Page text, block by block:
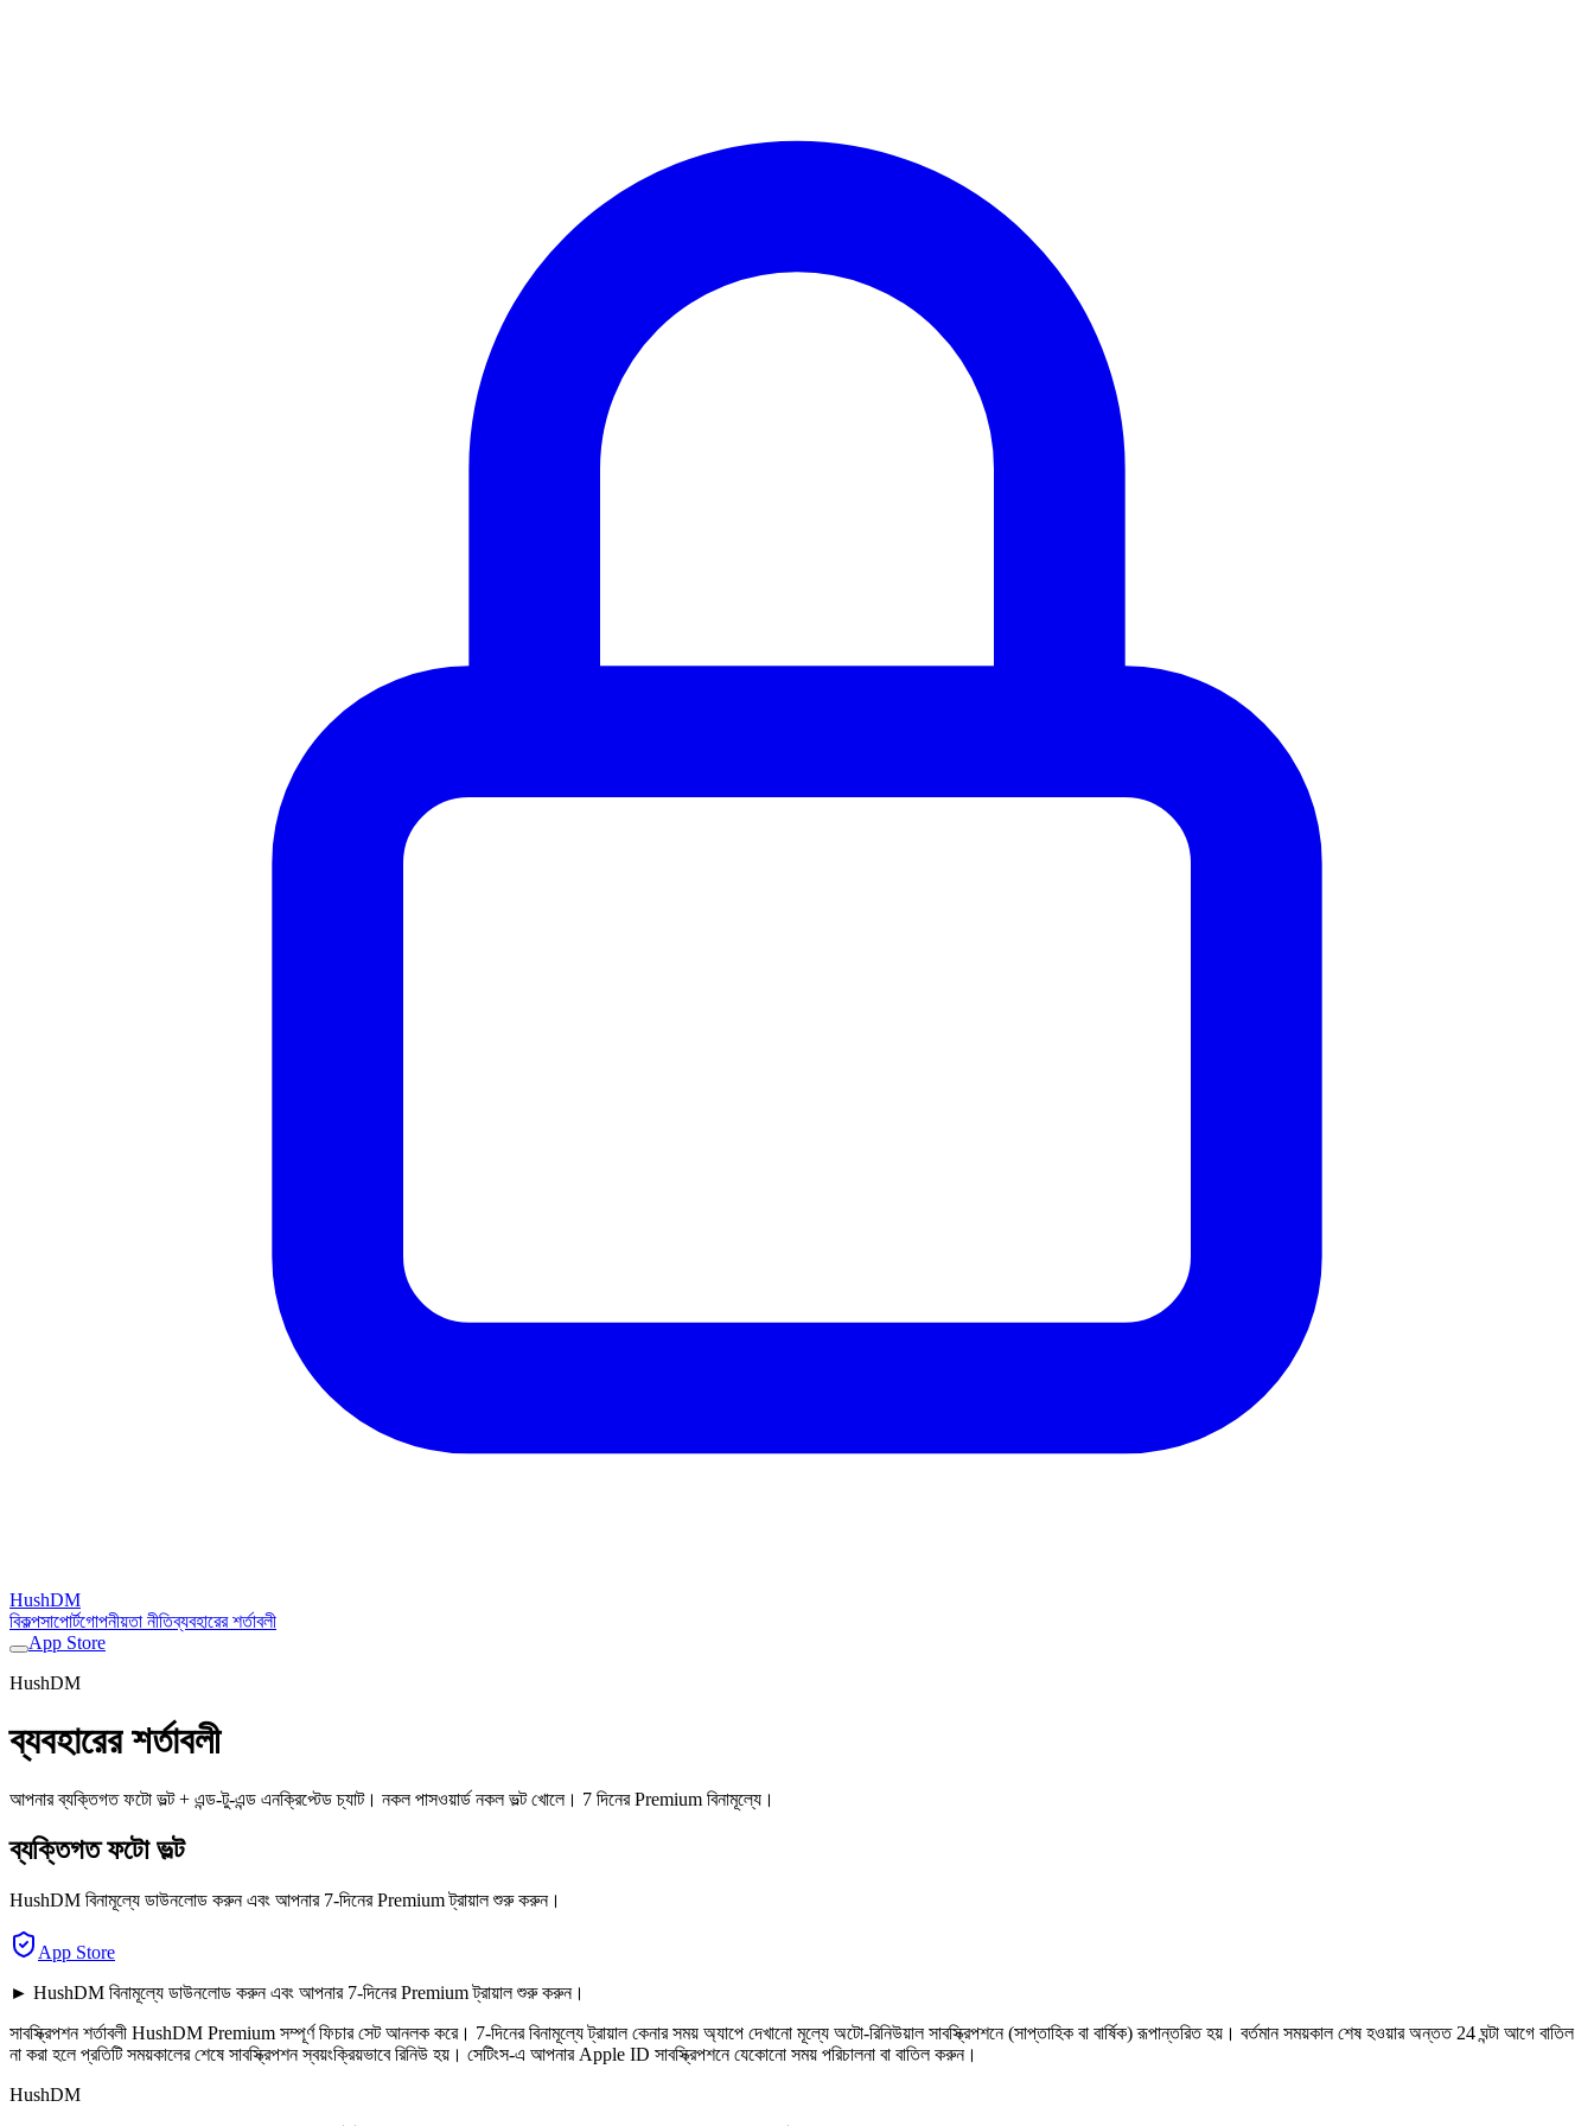
HushDM
বিকল্পসাপোর্টগোপনীয়তা নীতিব্যবহারের শর্তাবলী
App Store
HushDM
ব্যবহারের শর্তাবলী
আপনার ব্যক্তিগত ফটো ভল্ট + এন্ড-টু-এন্ড এনক্রিপ্টেড চ্যাট। নকল পাসওয়ার্ড নকল ভল্ট খোলে। 7 দিনের Premium বিনামূল্যে।
ব্যক্তিগত ফটো ভল্ট
HushDM বিনামূল্যে ডাউনলোড করুন এবং আপনার 7-দিনের Premium ট্রায়াল শুরু করুন।
App Store
► HushDM বিনামূল্যে ডাউনলোড করুন এবং আপনার 7-দিনের Premium ট্রায়াল শুরু করুন।
সাবস্ক্রিপশন শর্তাবলী HushDM Premium সম্পূর্ণ ফিচার সেট আনলক করে। 7-দিনের বিনামূল্যে ট্রায়াল কেনার সময় অ্যাপে দেখানো মূল্যে অটো-রিনিউয়াল সাবস্ক্রিপশনে (সাপ্তাহিক বা বার্ষিক) রূপান্তরিত হয়। বর্তমান সময়কাল শেষ হওয়ার অন্তত 24 ঘন্টা আগে বাতিল
না করা হলে প্রতিটি সময়কালের শেষে সাবস্ক্রিপশন স্বয়ংক্রিয়ভাবে রিনিউ হয়। সেটিংস-এ আপনার Apple ID সাবস্ক্রিপশনে যেকোনো সময় পরিচালনা বা বাতিল করুন।
HushDM